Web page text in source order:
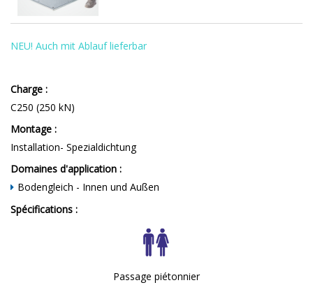
NEU! Auch mit Ablauf lieferbar
Charge :
C250 (250 kN)
Montage :
Installation- Spezialdichtung
Domaines d'application :
Bodengleich - Innen und Außen
Spécifications :
Passage piétonnier